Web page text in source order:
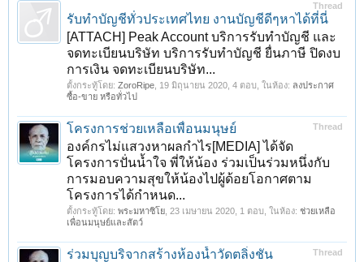
Thread
รับทำบัญชีทั่วประเทศไทย งานบัญชีดีๆหาได้ที่นี่
[ATTACH] Peak Account บริการรับทำบัญชี และ
จดทะเบียนบริษัท บริการรับทำบัญชี ยื่นภาษี ปิดงบ
การเงิน จดทะเบียนบริษัท...
ตั้งกระทู้โดย: ZoroRipe 19 มิถุนายน 2020 , 4 ตอบ, ในห้อง: ลงประกาศ
ซื้อ-ขาย หรือทั่วไป
Thread
โครงการช่วยเหลือเพื่อนมนุษย์
องค์กรไม่แสวงหาผลกำไร[MEDIA] ได้จัด
โครงการปั่นน้ำใจ พี่ให้น้อง ร่วมเป็นร่วมหนึ่งกับ
การมอบความสุขให้น้องไปผู้ด้อยโอกาศตาม
โครงการได้กำหนด...
ตั้งกระทู้โดย: พระมหาซิโย 23 เมษายน 2020 , 1 ตอบ, ในห้อง: ช่วยเหลือ
เพื่อนมนุษย์และสัตว์
Thread
ร่วมบุญบริจากสร้างห้องน้ำวัดตลิ่งชัน